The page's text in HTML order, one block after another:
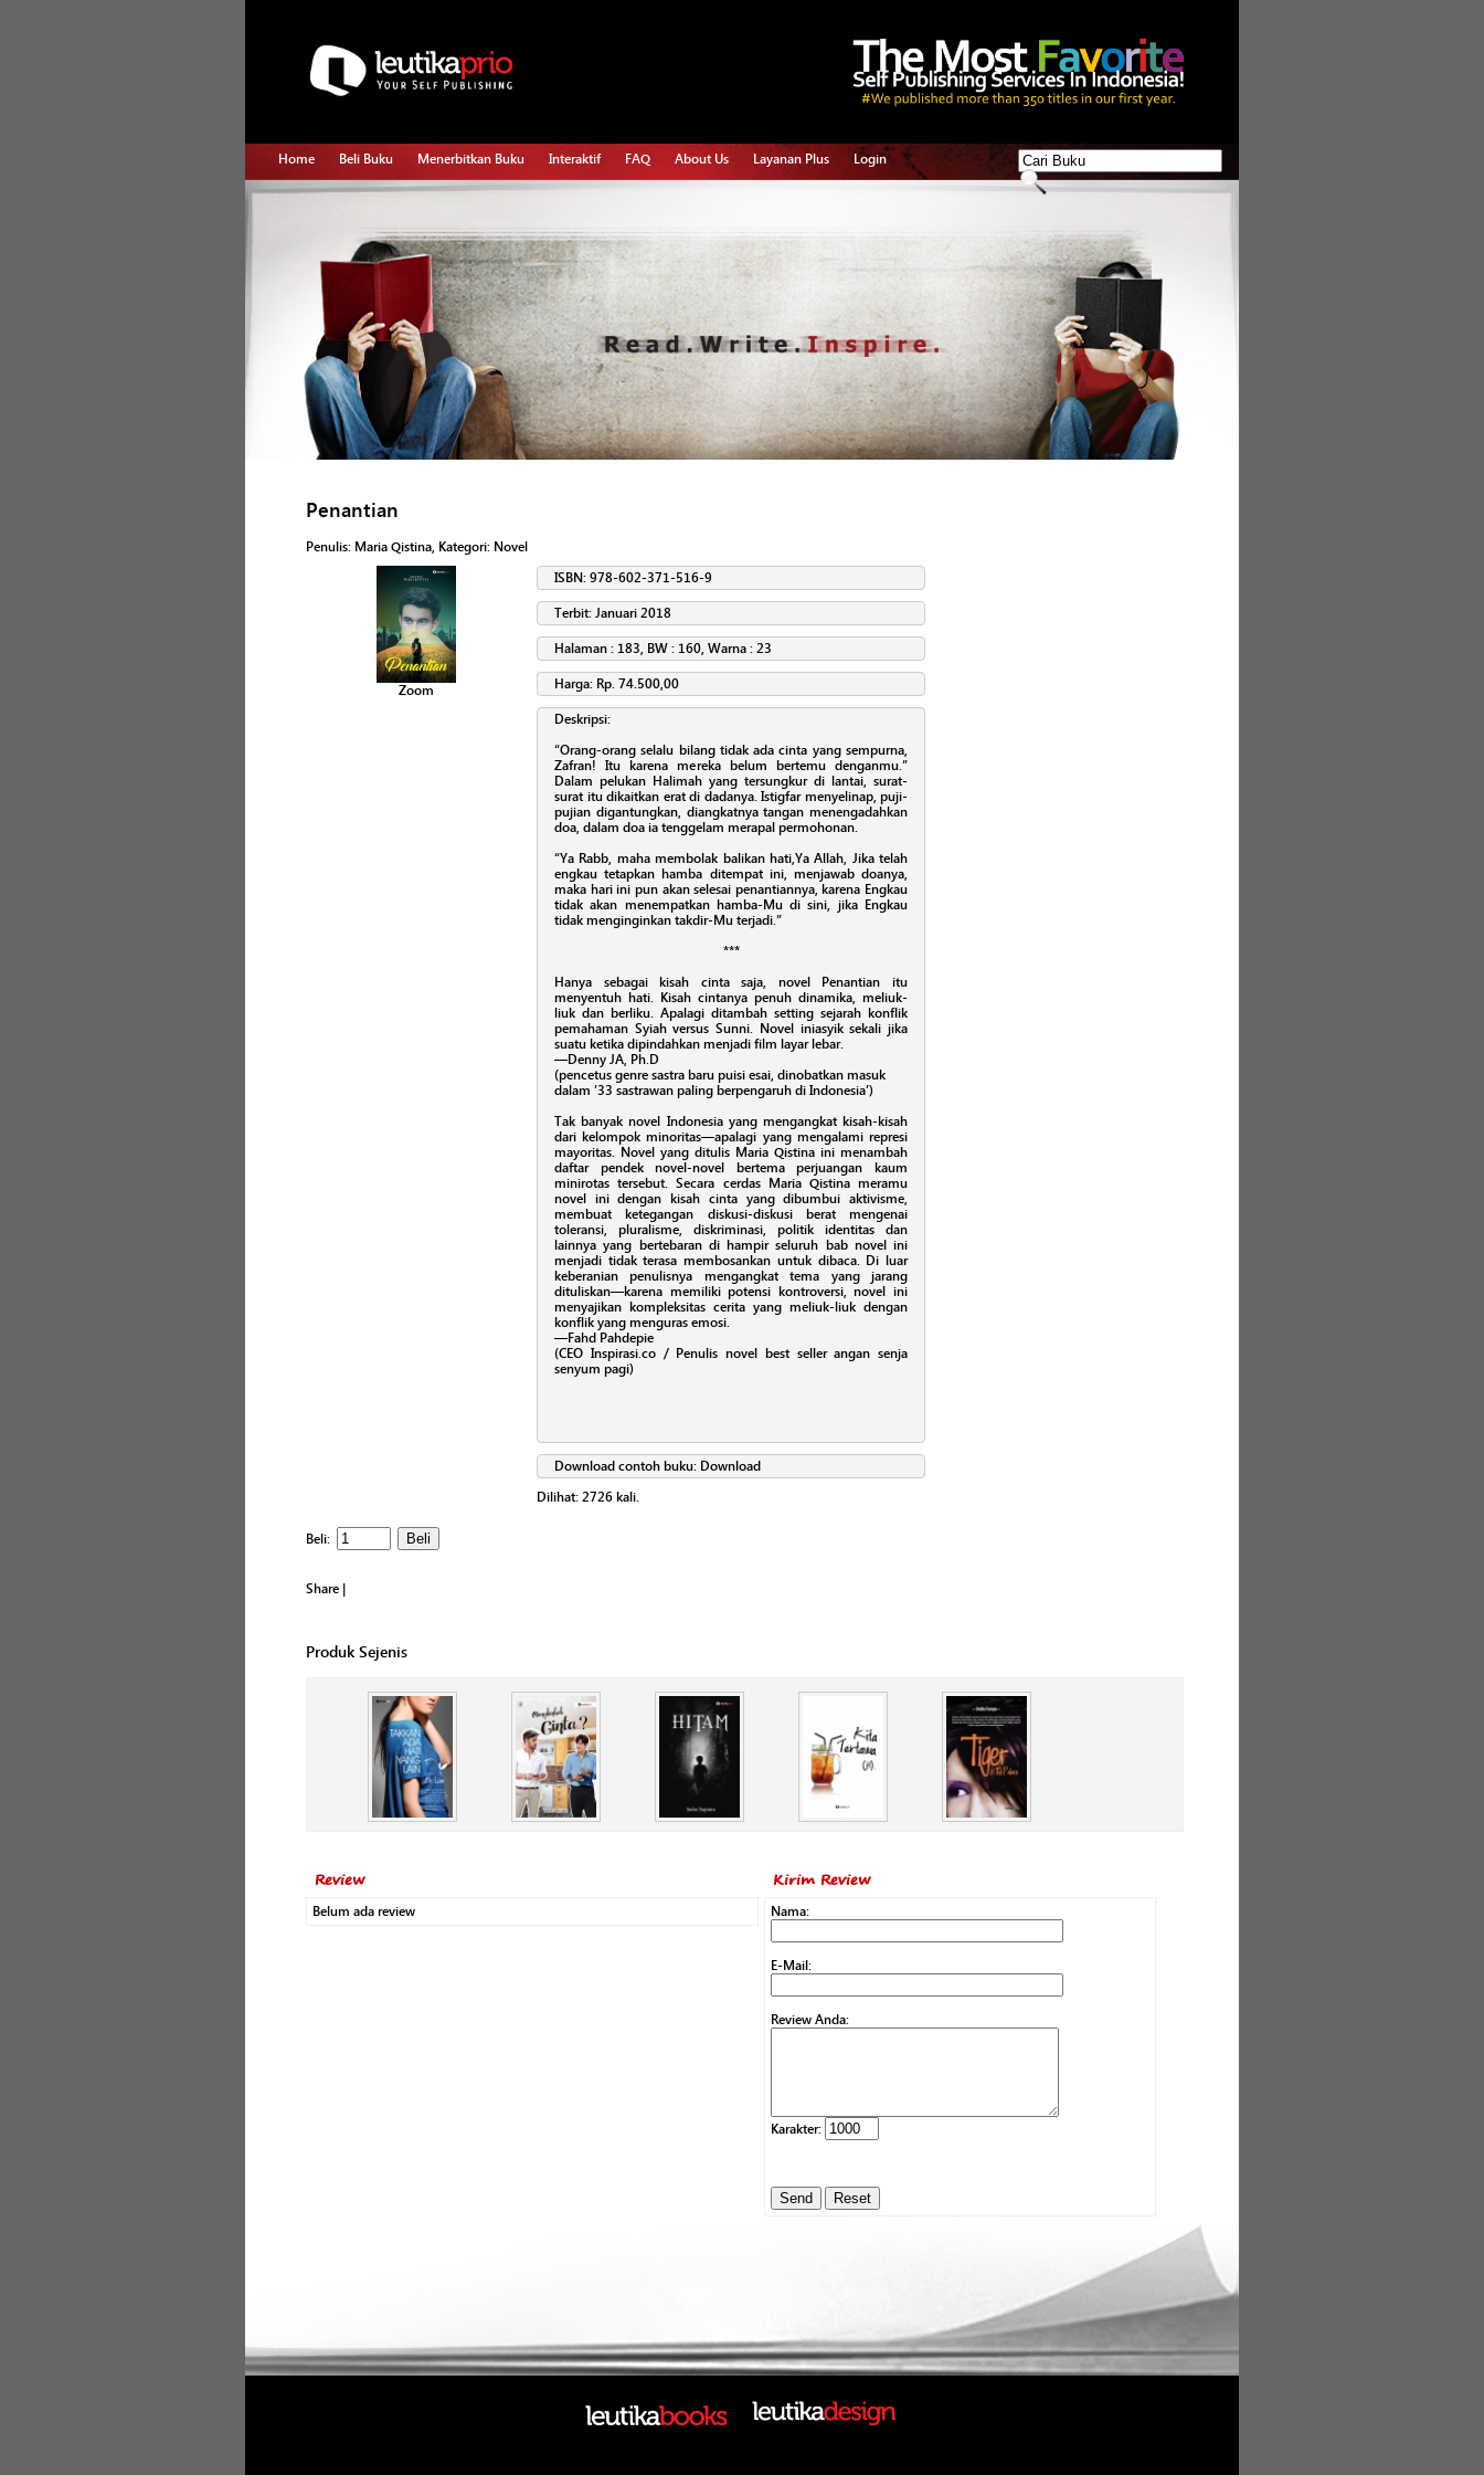
Home Beli Buku Menerbitkan Buku Interaktif FAQ About Us Layanan Plus Login
Penantian
Penulis: Maria Qistina, Kategori: Novel
Zoom
ISBN: 978-602-371-516-9
Terbit: Januari 2018
Halaman : 183, BW : 160, Warna : 23
Harga: Rp. 74.500,00
Deskripsi:
“Orang-orang selalu bilang tidak ada cinta yang sempurna,
Zafran! Itu karena mereka belum bertemu denganmu.”
Dalam pelukan Halimah yang tersungkur di lantai, surat-
surat itu dikaitkan erat di dadanya. Istigfar menyelinap, puji-
pujian digantungkan, diangkatnya tangan menengadahkan
doa, dalam doa ia tenggelam merapal permohonan.
“Ya Rabb, maha membolak balikan hati,Ya Allah, Jika telah
engkau tetapkan hamba ditempat ini, menjawab doanya,
maka hari ini pun akan selesai penantiannya, karena Engkau
tidak akan menempatkan hamba-Mu di sini, jika Engkau
tidak menginginkan takdir-Mu terjadi.”
***
Hanya sebagai kisah cinta saja, novel Penantian itu
menyentuh hati. Kisah cintanya penuh dinamika, meliuk-
liuk dan berliku. Apalagi ditambah setting sejarah konflik
pemahaman Syiah versus Sunni. Novel iniasyik sekali jika
suatu ketika dipindahkan menjadi film layar lebar.
—Denny JA, Ph.D
(pencetus genre sastra baru puisi esai, dinobatkan masuk
dalam ’33 sastrawan paling berpengaruh di Indonesia’)
Tak banyak novel Indonesia yang mengangkat kisah-kisah
dari kelompok minoritas—apalagi yang mengalami represi
mayoritas. Novel yang ditulis Maria Qistina ini menambah
daftar pendek novel-novel bertema perjuangan kaum
minirotas tersebut. Secara cerdas Maria Qistina meramu
novel ini dengan kisah cinta yang dibumbui aktivisme,
membuat ketegangan diskusi-diskusi berat mengenai
toleransi, pluralisme, diskriminasi, politik identitas dan
lainnya yang bertebaran di hampir seluruh bab novel ini
menjadi tidak terasa membosankan untuk dibaca. Di luar
keberanian penulisnya mengangkat tema yang jarang
dituliskan—karena memiliki potensi kontroversi, novel ini
menyajikan kompleksitas cerita yang meliuk-liuk dengan
konflik yang menguras emosi.
—Fahd Pahdepie
(CEO Inspirasi.co / Penulis novel best seller angan senja
senyum pagi)
Download contoh buku: Download
Dilihat: 2726 kali.
Beli:
Share |
Produk Sejenis
Review
Belum ada review
Kirim Review
Nama:
E-Mail:
Review Anda:
Karakter: